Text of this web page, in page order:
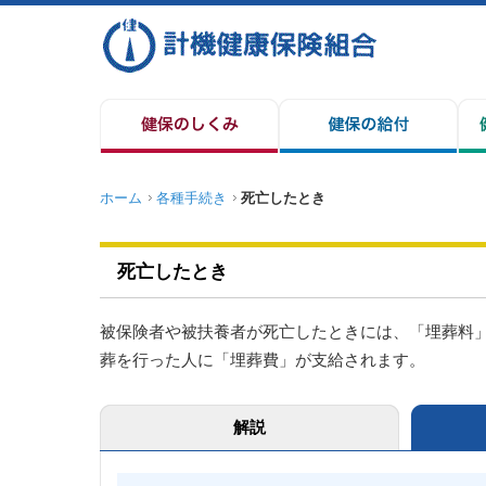
ホーム 各種手続き 死亡したとき
死亡したとき
被保険者や被扶養者が死亡したときには、「埋葬料
葬を行った人に「埋葬費」が支給されます。
解説